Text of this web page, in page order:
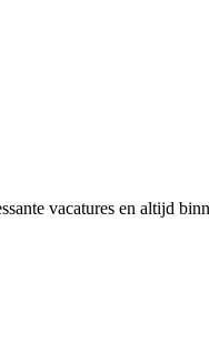
vacatures en altijd